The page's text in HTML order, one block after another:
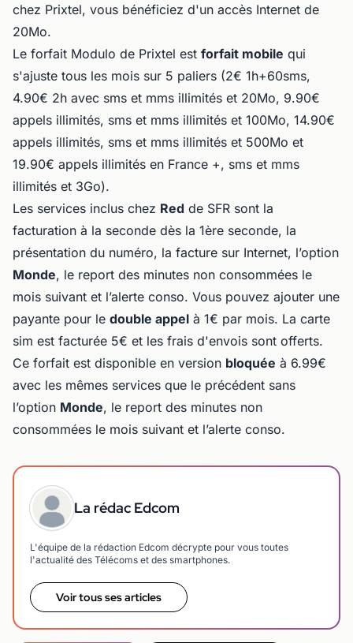
chez Prixtel, vous bénéficiez d'un accès Internet de
20Mo.
Le forfait Modulo de Prixtel est forfait mobile qui
s'ajuste tous les mois sur 5 paliers (2€ 1h+60sms,
4.90€ 2h avec sms et mms illimités et 20Mo, 9.90€
appels illimités, sms et mms illimités et 100Mo, 14.90€
appels illimités, sms et mms illimités et 500Mo et
19.90€ appels illimités en France +, sms et mms
illimités et 3Go).
Les services inclus chez Red de SFR sont la
facturation à la seconde dès la 1ère seconde, la
présentation du numéro, la facture sur Internet, l’option
Monde, le report des minutes non consommées le
mois suivant et l’alerte conso. Vous pouvez ajouter une
payante pour le double appel à 1€ par mois. La carte
sim est facturée 5€ et les frais d'envois sont offerts.
Ce forfait est disponible en version bloquée à 6.99€
avec les mêmes services que le précédent sans
l’option Monde, le report des minutes non
consommées le mois suivant et l’alerte conso.
La rédac Edcom
L'équipe de la rédaction Edcom décrypte pour vous toutes
l'actualité des Télécoms et des smartphones.
Voir tous ses articles